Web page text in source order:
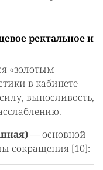
ректальное и
«золотым
в кабинете
выносливость,
— основной
сокращения [10]: